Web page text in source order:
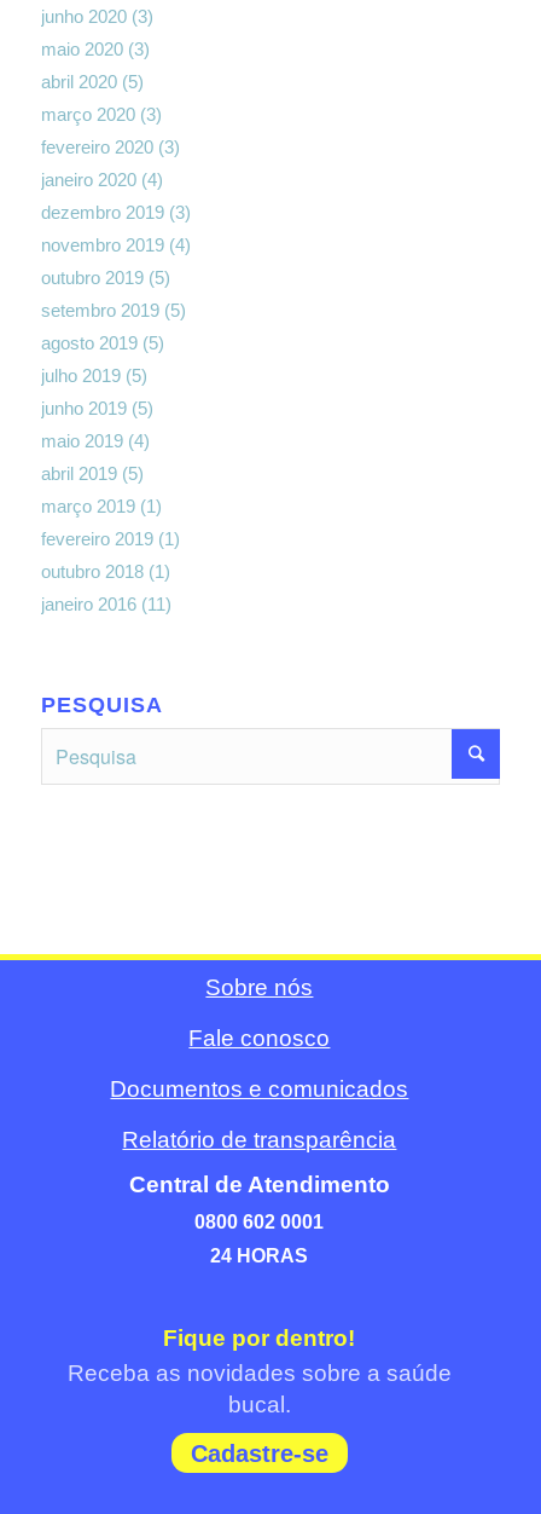
junho 2020(3)
maio 2020(3)
abril 2020(5)
março 2020(3)
fevereiro 2020(3)
janeiro 2020(4)
dezembro 2019(3)
novembro 2019(4)
outubro 2019(5)
setembro 2019(5)
agosto 2019(5)
julho 2019(5)
junho 2019(5)
maio 2019(4)
abril 2019(5)
março 2019(1)
fevereiro 2019(1)
outubro 2018(1)
janeiro 2016(11)
PESQUISA
Sobre nós
Fale conosco
Documentos e comunicados
Relatório de transparência
Central de Atendimento
0800 602 0001
24 HORAS
Fique por dentro!
Receba as novidades sobre a saúde
bucal.
Cadastre-se